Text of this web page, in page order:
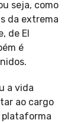
seja, como
da extrema
de El
é
a vida
ao cargo
plataforma